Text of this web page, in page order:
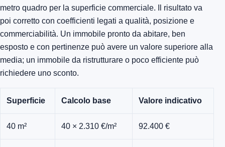
metro quadro per la superficie commerciale. Il risultato va
poi corretto con coefficienti legati a qualità, posizione e
commerciabilità. Un immobile pronto da abitare, ben
esposto e con pertinenze può avere un valore superiore alla
media; un immobile da ristrutturare o poco efficiente può
richiedere uno sconto.
Superficie Calcolo base Valore indicativo
40 m² 40 × 2.310 €/m² 92.400 €